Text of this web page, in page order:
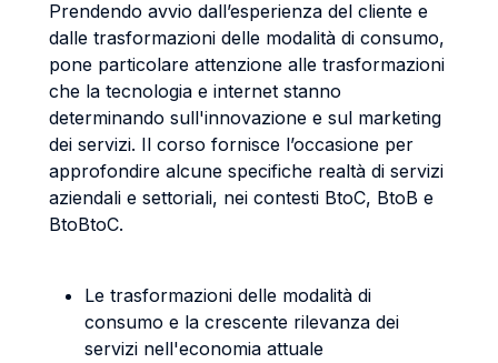
Prendendo avvio dall’esperienza del cliente e
dalle trasformazioni delle modalità di consumo,
pone particolare attenzione alle trasformazioni
che la tecnologia e internet stanno
determinando sull'innovazione e sul marketing
dei servizi. Il corso fornisce l’occasione per
approfondire alcune specifiche realtà di servizi
aziendali e settoriali, nei contesti BtoC, BtoB e
BtoBtoC.
Le trasformazioni delle modalità di
consumo e la crescente rilevanza dei
servizi nell'economia attuale